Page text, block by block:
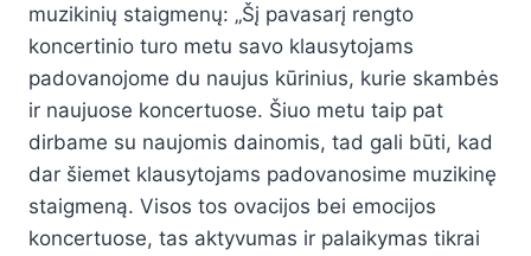
muzikinių staigmenų: „Šį pavasarį rengto
koncertinio turo metu savo klausytojams
padovanojome du naujus kūrinius, kurie skambės
ir naujuose koncertuose. Šiuo metu taip pat
dirbame su naujomis dainomis, tad gali būti, kad
dar šiemet klausytojams padovanosime muzikinę
staigmeną. Visos tos ovacijos bei emocijos
koncertuose, tas aktyvumas ir palaikymas tikrai